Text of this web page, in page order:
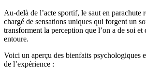
Au-delà de l’acte sportif, le saut en parachute
chargé de sensations uniques qui forgent un
transforment la perception que l’on a de soi
entoure.
Voici un aperçu des bienfaits psychologiques
de l’expérience :